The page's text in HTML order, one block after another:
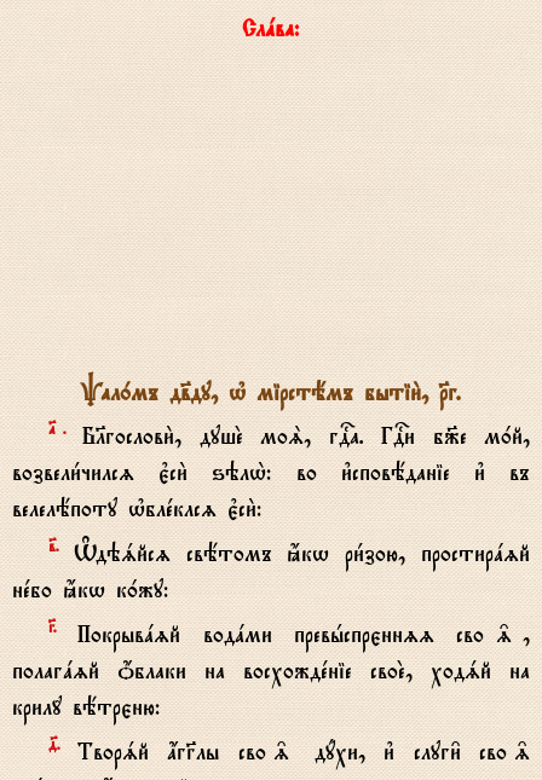
Слaва:
Pал0мъ дв7ду, њ мірстёмъ бытіи2, Rг.
№.Бlгослови2, душE моS, гDа. ГDи б9е м0й,
возвели1чилсz є3си2 ѕэлw2: во и3сповёданіе и3 въ
велелёпоту њблeклсz є3си2:
в7.Њдэsйсz свётомъ ћкw ри1зою, простирazй
нeбо ћкw к0жу:
G.Покрывazй водaми превhспрєннzz сво‰,
полагazй џблаки на восхождeніе своE, ходsй на
крил{ вётрєню:
д7.Творsй ѓгGлы сво‰ дyхи, и3 слуги6 сво‰